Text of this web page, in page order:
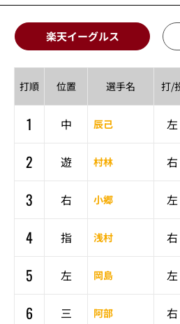
楽天イーグルス
打順 位置 選手名 打/
1 中 辰己 左
2
遊 村林 右
3
右 小郷 左
4
指 浅村 右
5
左 岡島 左
6
三 阿部 右